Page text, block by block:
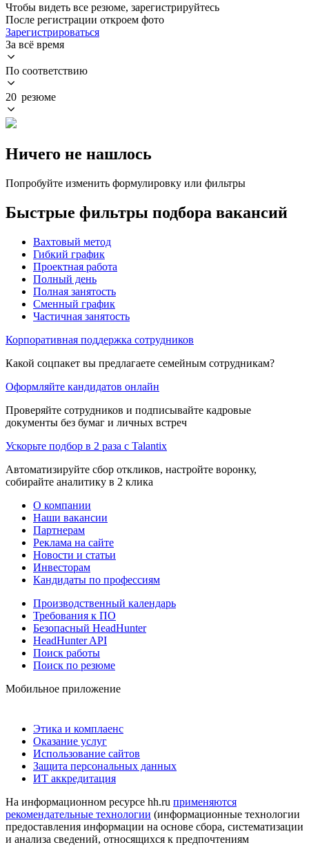
Чтобы видеть все резюме, зарегистрируйтесь
После регистрации откроем фото
Зарегистрироваться
За всё время
По соответствию
20 резюме
Ничего не нашлось
Попробуйте изменить формулировку или фильтры
Быстрые фильтры подбора вакансий
Вахтовый метод
Гибкий график
Проектная работа
Полный день
Полная занятость
Сменный график
Частичная занятость
Корпоративная поддержка сотрудников
Какой соцпакет вы предлагаете семейным сотрудникам?
Оформляйте кандидатов онлайн
Проверяйте сотрудников и подписывайте кадровые
документы без бумаг и личных встреч
Ускорьте подбор в 2 раза с Talantix
Автоматизируйте сбор откликов, настройте воронку,
собирайте аналитику в 2 клика
О компании
Наши вакансии
Партнерам
Реклама на сайте
Новости и статьи
Инвесторам
Кандидаты по профессиям
Производственный календарь
Требования к ПО
Безопасный HeadHunter
HeadHunter API
Поиск работы
Поиск по резюме
Мобильное приложение
Этика и комплаенс
Оказание услуг
Использование сайтов
Защита персональных данных
ИТ аккредитация
На информационном ресурсе hh.ru применяются
рекомендательные технологии (информационные технологии
предоставления информации на основе сбора, систематизации
и анализа сведений, относящихся к предпочтениям